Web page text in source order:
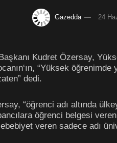
Gazedda 24
Kudret Özersay,
“Yüksek
dedi.
“öğrenci adı altında
öğrenci belgesi
veren sadece adı